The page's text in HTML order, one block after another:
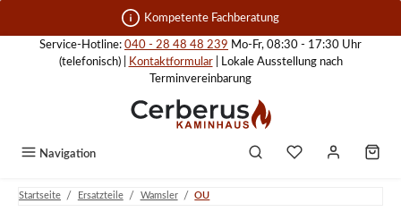
Zum Hauptinhalt springen Kompetente Fachberatung
Service-Hotline: 040 - 28 48 48 239 Mo-Fr, 08:30 - 17:30 Uhr
(telefonisch) |
Kontaktformular| Lokale Ausstellung nach
Terminvereinbarung
Navigation
Startseite / Ersatzteile / Wamsler / OU